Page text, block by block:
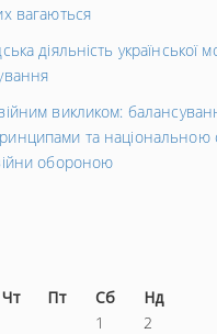
вагаються
діяльність української
викликом:
та
обороною
Чт Пт Сб
Нд
1
2